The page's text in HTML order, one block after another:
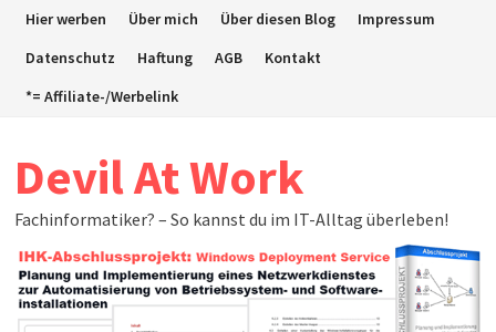
ZumHier werben Über mich Über diesen Blog
Impressum
Datenschutz
Haftung AGB
Kontakt
*= Affiliate-/Werbelink
Devil At Work
Fachinformatiker? – So kannst du im IT-Alltag überleben!